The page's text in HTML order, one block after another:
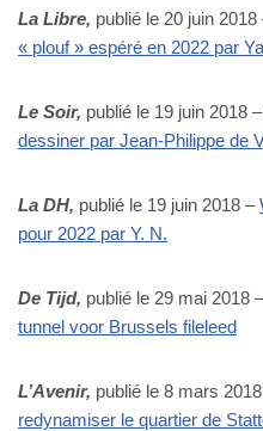
La Libre, publié le 20 juin 2018
« plouf » espéré en 2022 par
Le Soir, publié le 19 juin 2018 –
dessiner par Jean-Philippe de
La DH, publié le 19 juin 2018 –
pour 2022 par Y. N.
De Tijd, publié le 29 mai 2018
tunnel voor Brussels fileleed
L’Avenir, publié le 8 mars
redynamiser le quartier de